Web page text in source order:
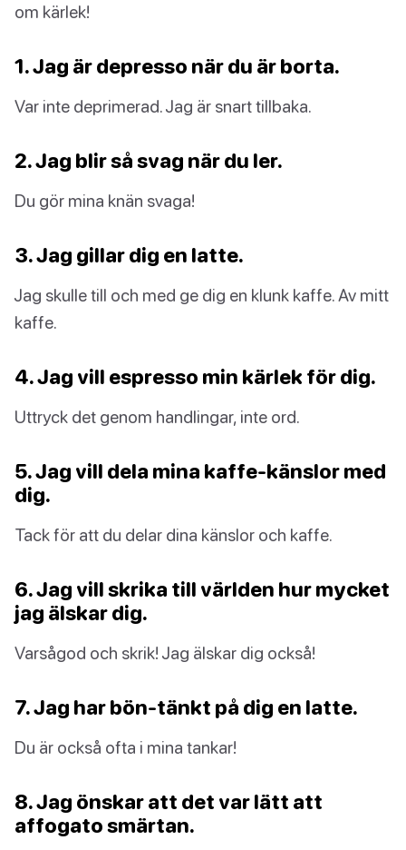
om kärlek!
1. Jag är depresso när du är borta.
Var inte deprimerad. Jag är snart tillbaka.
2. Jag blir så svag när du ler.
Du gör mina knän svaga!
3. Jag gillar dig en latte.
Jag skulle till och med ge dig en klunk kaffe. Av mitt
kaffe.
4. Jag vill espresso min kärlek för dig.
Uttryck det genom handlingar, inte ord.
5. Jag vill dela mina kaffe-känslor med
dig.
Tack för att du delar dina känslor och kaffe.
6. Jag vill skrika till världen hur mycket
jag älskar dig.
Varsågod och skrik! Jag älskar dig också!
7. Jag har bön-tänkt på dig en latte.
Du är också ofta i mina tankar!
8. Jag önskar att det var lätt att
affogato smärtan.